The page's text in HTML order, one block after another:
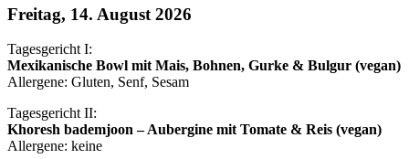
Freitag, 14. August 2026
Tagesgericht I:
Mexikanische Bowl mit Mais, Bohnen, Gurke & Bulgur (vegan)
Allergene: Gluten, Senf, Sesam
Tagesgericht II:
Khoresh bademjoon – Aubergine mit Tomate & Reis (vegan)
Allergene: keine